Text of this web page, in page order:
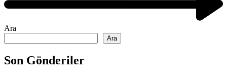
Ara
Ara
Son Gönderiler